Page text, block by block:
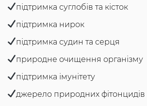
підтримка суглобів та кісток
підтримка нирок
підтримка судин та серця
природне очищення організму
підтримка імунітету
джерело природних фітонцидів